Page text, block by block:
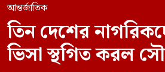
আন্তর্জাতিক
তিন দেশের
ভিসা স্থগিত করল